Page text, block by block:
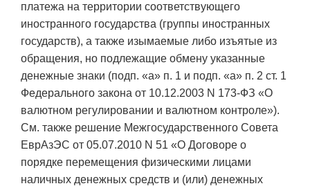
платежа на территории соответствующего
иностранного государства (группы иностранных
государств), а также изымаемые либо изъятые из
обращения, но подлежащие обмену указанные
денежные знаки (подп. «а» п. 1 и подп. «а» п. 2 ст. 1
Федерального закона от 10.12.2003 N 173-ФЗ «О
валютном регулировании и валютном контроле»).
См. также решение Межгосударственного Совета
ЕврАзЭС от 05.07.2010 N 51 «О Договоре о
порядке перемещения физическими лицами
наличных денежных средств и (или) денежных